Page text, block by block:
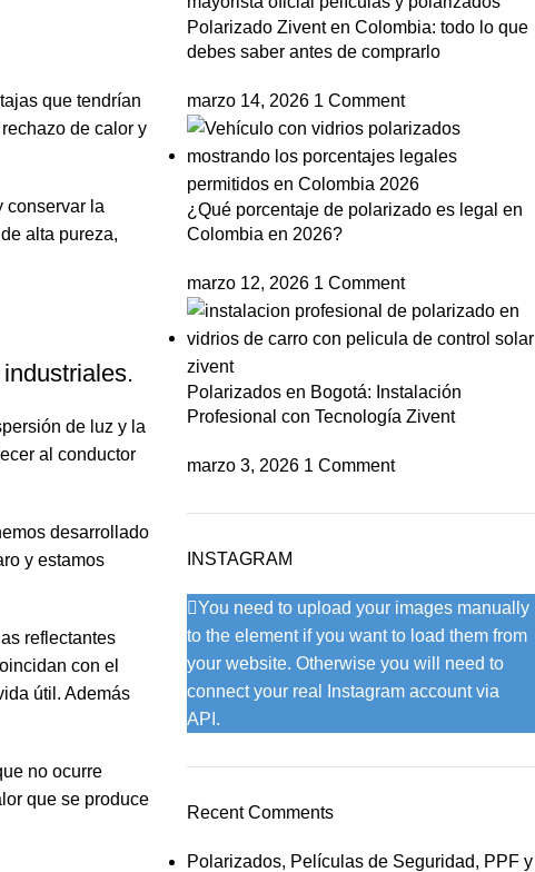
que tendrían
de calor y
conservar la
alta pureza,
de luz y la
al conductor
desarrollado
y estamos
reflectantes
con el
útil. Además
no ocurre
que se produce
Polarizado Zivent en Colombia: todo lo que
debes saber antes de comprarlo
marzo 14, 2026 1 Comment
¿Qué porcentaje de polarizado es legal en
Colombia en 2026?
marzo 12, 2026 1 Comment
Polarizados en Bogotá: Instalación
Profesional con Tecnología Zivent
marzo 3, 2026 1 Comment
INSTAGRAM
You need to upload your images manually
to the element if you want to load them from
your website. Otherwise you will need to
connect your real Instagram account via
API.
Recent Comments
Polarizados, Películas de Seguridad, PPF y